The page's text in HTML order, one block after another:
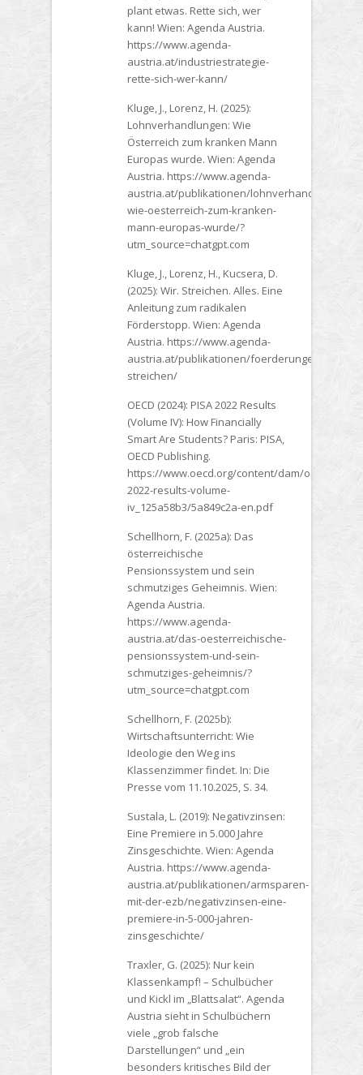
plant etwas. Rette sich, wer
kann! Wien: Agenda Austria.
https://www.agenda-
austria.at/industriestrategie-
rette-sich-wer-kann/
Kluge, J., Lorenz, H. (2025):
Lohnverhandlungen: Wie
Österreich zum kranken Mann
Europas wurde. Wien: Agenda
Austria. https://www.agenda-
austria.at/publikationen/lohnverhandlungen-
wie-oesterreich-zum-kranken-
mann-europas-wurde/?
utm_source=chatgpt.com
Kluge, J., Lorenz, H., Kucsera, D.
(2025): Wir. Streichen. Alles. Eine
Anleitung zum radikalen
Förderstopp. Wien: Agenda
Austria. https://www.agenda-
austria.at/publikationen/foerderungen-
streichen/
OECD (2024): PISA 2022 Results
(Volume IV): How Financially
Smart Are Students? Paris: PISA,
OECD Publishing.
https://www.oecd.org/content/dam/oecd/en/
2022-results-volume-
iv_125a58b3/5a849c2a-en.pdf
Schellhorn, F. (2025a): Das
österreichische
Pensionssystem und sein
schmutziges Geheimnis. Wien:
Agenda Austria.
https://www.agenda-
austria.at/das-oesterreichische-
pensionssystem-und-sein-
schmutziges-geheimnis/?
utm_source=chatgpt.com
Schellhorn, F. (2025b):
Wirtschaftsunterricht: Wie
Ideologie den Weg ins
Klassenzimmer findet. In: Die
Presse vom 11.10.2025, S. 34.
Sustala, L. (2019): Negativzinsen:
Eine Premiere in 5.000 Jahre
Zinsgeschichte. Wien: Agenda
Austria. https://www.agenda-
austria.at/publikationen/armsparen-
mit-der-ezb/negativzinsen-eine-
premiere-in-5-000-jahren-
zinsgeschichte/
Traxler, G. (2025): Nur kein
Klassenkampf! – Schulbücher
und Kickl im „Blattsalat“. Agenda
Austria sieht in Schulbüchern
viele „grob falsche
Darstellungen“ und „ein
besonders kritisches Bild der